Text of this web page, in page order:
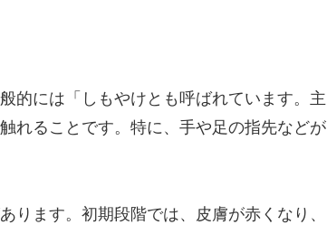
的には「しもやけとも呼ばれています。主
れることです。特に、手や足の指先などが
ります。初期段階では、皮膚が赤くなり、